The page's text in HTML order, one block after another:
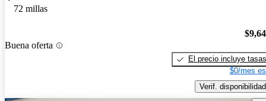
72 millas
Buena oferta
El precio incluye tasas
$0/mes
Verif. disponibilidad